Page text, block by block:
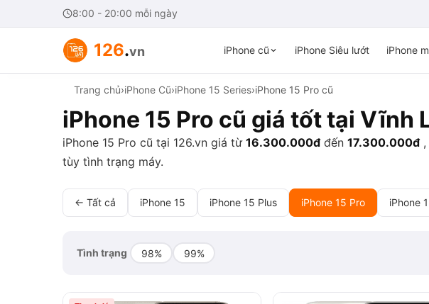
8:00 - 20:00 mỗi ngày
126.vn iPhone cũ iPhone Siêu lướt iPhone
Trang chủ›iPhone Cũ›iPhone 15 Series›iPhone 15 Pro cũ
iPhone 15 Pro cũ giá tốt tại Vĩnh
iPhone 15 Pro cũ tại 126.vn giá từ 16.300.000đ đến 17.300.000đ
tùy tình trạng máy.
← Tất cả iPhone 15 iPhone 15 Plus iPhone 15 Pro iPhone
Tình trạng 98% 99%